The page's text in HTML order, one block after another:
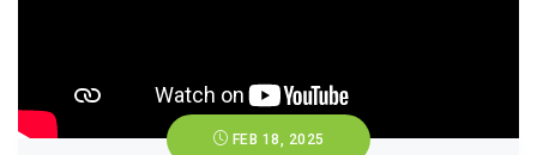
FEB 18, 2025